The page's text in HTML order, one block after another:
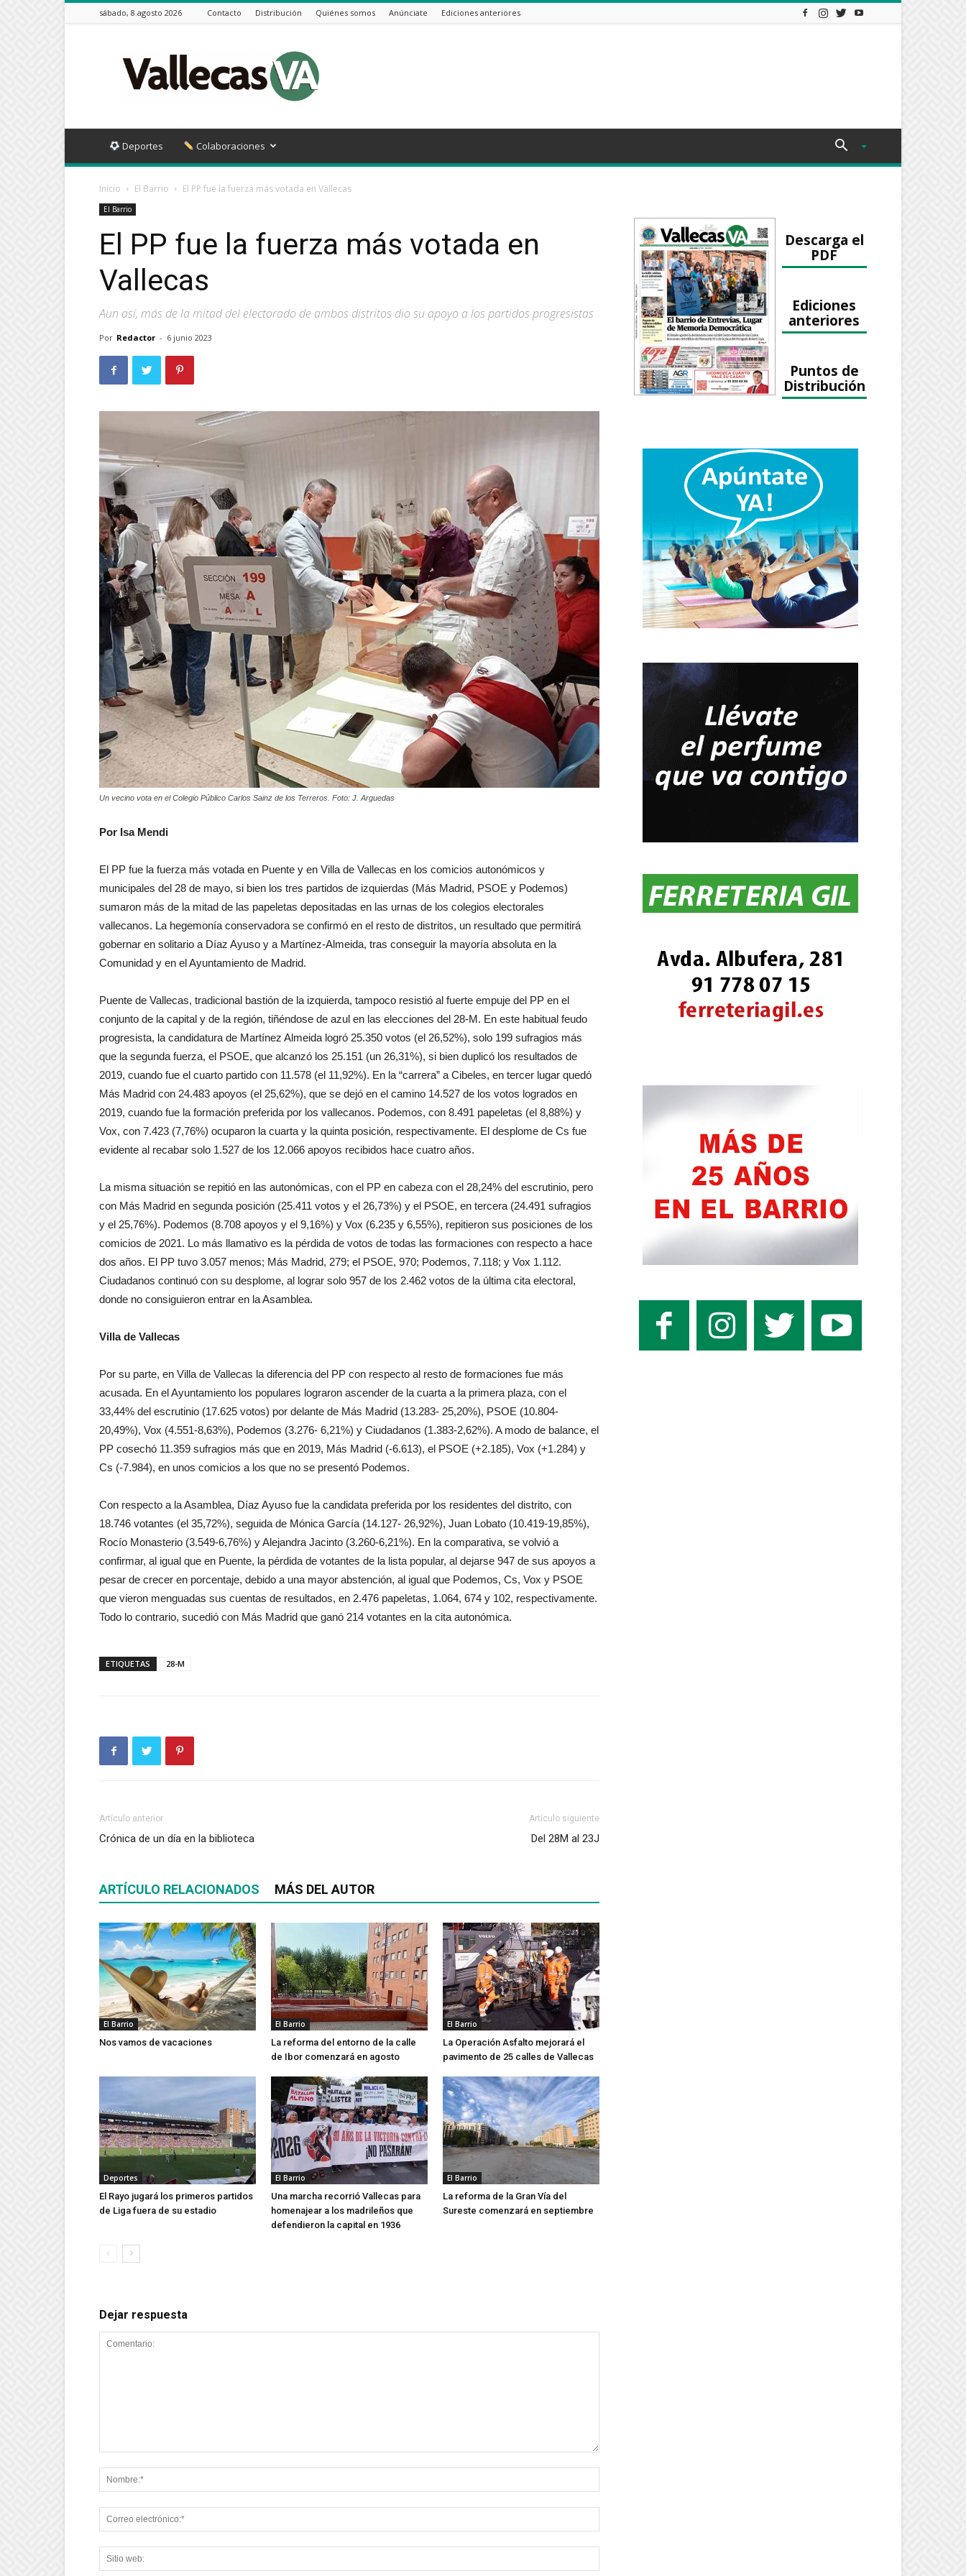
sábado, 8 agosto 2026 Contacto Distribución Quiénes somos Anúnciate Ediciones anteriores
VA
Deportes Colaboraciones
Inicio El Barrio El PP fue la fuerza más votada en Vallecas
El Barrio
El PP fue la fuerza más votada en
Vallecas
Aun así, más de la mitad del electorado de ambos distritos dio su apoyo a los partidos progresistas
Por Redactor - 6 junio 2023
Un vecino vota en el Colegio Público Carlos Sainz de los Terreros. Foto: J. Arguedas
Por Isa Mendi
El PP fue la fuerza más votada en Puente y en Villa de Vallecas en los comicios autonómicos y
municipales del 28 de mayo, si bien los tres partidos de izquierdas (Más Madrid, PSOE y Podemos)
sumaron más de la mitad de las papeletas depositadas en las urnas de los colegios electorales
vallecanos. La hegemonía conservadora se confirmó en el resto de distritos, un resultado que permitirá
gobernar en solitario a Díaz Ayuso y a Martínez-Almeida, tras conseguir la mayoría absoluta en la
Comunidad y en el Ayuntamiento de Madrid.
Puente de Vallecas, tradicional bastión de la izquierda, tampoco resistió al fuerte empuje del PP en el
conjunto de la capital y de la región, tiñéndose de azul en las elecciones del 28-M. En este habitual feudo
progresista, la candidatura de Martínez Almeida logró 25.350 votos (el 26,52%), solo 199 sufragios más
que la segunda fuerza, el PSOE, que alcanzó los 25.151 (un 26,31%), si bien duplicó los resultados de
2019, cuando fue el cuarto partido con 11.578 (el 11,92%). En la “carrera” a Cibeles, en tercer lugar quedó
Más Madrid con 24.483 apoyos (el 25,62%), que se dejó en el camino 14.527 de los votos logrados en
2019, cuando fue la formación preferida por los vallecanos. Podemos, con 8.491 papeletas (el 8,88%) y
Vox, con 7.423 (7,76%) ocuparon la cuarta y la quinta posición, respectivamente. El desplome de Cs fue
evidente al recabar solo 1.527 de los 12.066 apoyos recibidos hace cuatro años.
La misma situación se repitió en las autonómicas, con el PP en cabeza con el 28,24% del escrutinio, pero
con Más Madrid en segunda posición (25.411 votos y el 26,73%) y el PSOE, en tercera (24.491 sufragios
y el 25,76%). Podemos (8.708 apoyos y el 9,16%) y Vox (6.235 y 6,55%), repitieron sus posiciones de los
comicios de 2021. Lo más llamativo es la pérdida de votos de todas las formaciones con respecto a hace
dos años. El PP tuvo 3.057 menos; Más Madrid, 279; el PSOE, 970; Podemos, 7.118; y Vox 1.112.
Ciudadanos continuó con su desplome, al lograr solo 957 de los 2.462 votos de la última cita electoral,
donde no consiguieron entrar en la Asamblea.
Villa de Vallecas
Por su parte, en Villa de Vallecas la diferencia del PP con respecto al resto de formaciones fue más
acusada. En el Ayuntamiento los populares lograron ascender de la cuarta a la primera plaza, con el
33,44% del escrutinio (17.625 votos) por delante de Más Madrid (13.283- 25,20%), PSOE (10.804-
20,49%), Vox (4.551-8,63%), Podemos (3.276- 6,21%) y Ciudadanos (1.383-2,62%). A modo de balance, el
PP cosechó 11.359 sufragios más que en 2019, Más Madrid (-6.613), el PSOE (+2.185), Vox (+1.284) y
Cs (-7.984), en unos comicios a los que no se presentó Podemos.
Con respecto a la Asamblea, Díaz Ayuso fue la candidata preferida por los residentes del distrito, con
18.746 votantes (el 35,72%), seguida de Mónica García (14.127- 26,92%), Juan Lobato (10.419-19,85%),
Rocío Monasterio (3.549-6,76%) y Alejandra Jacinto (3.260-6,21%). En la comparativa, se volvió a
confirmar, al igual que en Puente, la pérdida de votantes de la lista popular, al dejarse 947 de sus apoyos a
pesar de crecer en porcentaje, debido a una mayor abstención, al igual que Podemos, Cs, Vox y PSOE
que vieron menguadas sus cuentas de resultados, en 2.476 papeletas, 1.064, 674 y 102, respectivamente.
Todo lo contrario, sucedió con Más Madrid que ganó 214 votantes en la cita autonómica.
ETIQUETAS 28-M
Artículo anterior
Crónica de un día en la biblioteca
Artículo siguiente
Del 28M al 23J
ARTÍCULO RELACIONADOS MÁS DEL AUTOR
El Barrio
Nos vamos de vacaciones
El Barrio
La reforma del entorno de la calle
de Ibor comenzará en agosto
El Barrio
La Operación Asfalto mejorará el
pavimento de 25 calles de Vallecas
Deportes
El Rayo jugará los primeros partidos
de Liga fuera de su estadio
El Barrio
Una marcha recorrió Vallecas para
homenajear a los madrileños que
defendieron la capital en 1936
El Barrio
La reforma de la Gran Vía del
Sureste comenzará en septiembre
Dejar respuesta
Descarga el
PDF
Ediciones
anteriores
Puntos de
Distribución